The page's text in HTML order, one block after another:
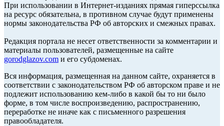
При использовании в Интернет-изданиях прямая гиперссылка
на ресурс обязательна, в противном случае будут применены
нормы законодательства РФ об авторских и смежных правах.
Редакция портала не несет ответственности за комментарии и
материалы пользователей, размещенные на сайте
gorodglazov.com и его субдоменах.
Вся информация, размещенная на данном сайте, охраняется в
соответствии с законодательством РФ об авторском праве и не
подлежит использованию кем-либо в какой бы то ни было
форме, в том числе воспроизведению, распространению,
переработке не иначе как с письменного разрешения
правообладателя.